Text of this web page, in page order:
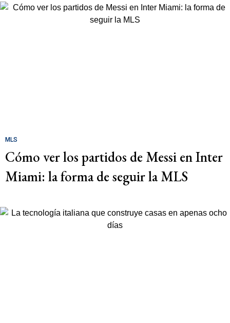
MLS
Cómo ver los partidos de Messi en Inter
Miami: la forma de seguir la MLS